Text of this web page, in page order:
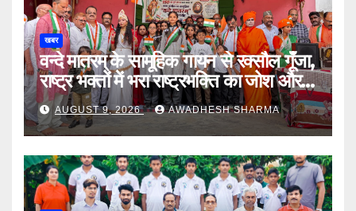
खबर
वन्दे मातरम् के सामूहिक गायन से रक्सौल गूंँजा,
राष्ट्र भक्तों में भरा राष्ट्रभक्ति का जोश और
उमंगAUGUST 9, 2026 AWADHESH SHARMA